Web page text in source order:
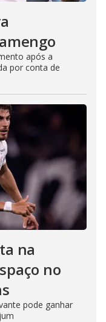
após a
por conta de
na
no
pode ganhar